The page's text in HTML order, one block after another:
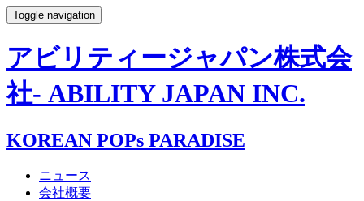
Toggle navigation
アビリティージャパン株式会
社- ABILITY JAPAN INC.
KOREAN POPs PARADISE
ニュース
会社概要